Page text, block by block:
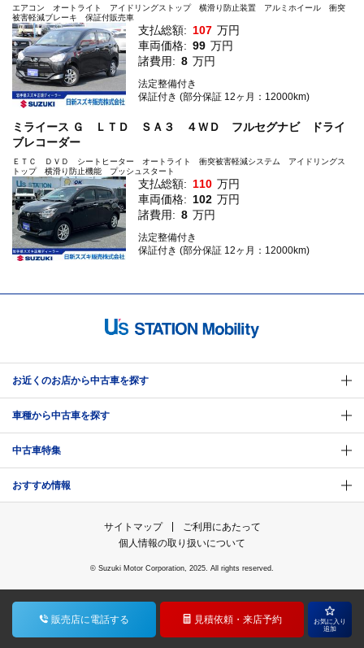
エアコン オートライト アイドリングストップ 横滑り防止装置 アルミホイール 衝突
被害軽減ブレーキ 保証付販売車
支払総額: 107 万円
車両価格: 99 万円
諸費用: 8 万円
法定整備付き
保証付き (部分保証 12ヶ月：12000km)
ミライース Ｇ ＬＴＤ ＳＡ３ ４ＷＤ フルセグナビ ドライ
ブレコーダー
ＥＴＣ ＤＶＤ シートヒーター オートライト 衝突被害軽減システム アイドリングス
トップ 横滑り防止機能 プッシュスタート
支払総額: 110 万円
車両価格: 102 万円
諸費用: 8 万円
法定整備付き
保証付き (部分保証 12ヶ月：12000km)
お近くのお店から中古車を探す
車種から中古車を探す
中古車特集
おすすめ情報
サイトマップ
ご利用にあたって
個人情報の取り扱いについて
© Suzuki Motor Corporation, 2025. All rights reserved.
販売店に電話する 見積依頼・ 来店予約
お気に入り
追加